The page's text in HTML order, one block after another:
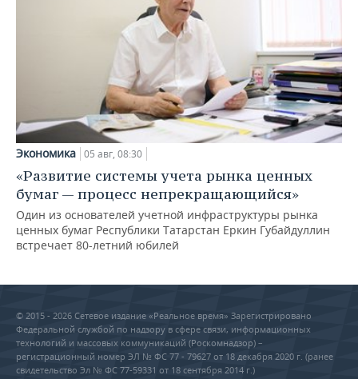
Экономика 05 авг, 08:30
«Развитие системы учета рынка ценных
бумаг — процесс непрекращающийся»
Один из основателей учетной инфраструктуры рынка
ценных бумаг Республики Татарстан Еркин Губайдуллин
встречает 80-летний юбилей
© 2015 - 2026 Сетевое издание «Реальное время» Зарегистрировано
Федеральной службой по надзору в сфере связи, информационных
технологий и массовых коммуникаций (Роскомнадзор) –
регистрационный номер ЭЛ № ФС 77 - 79627 от 18 декабря 2020 г. (ранее
свидетельство Эл № ФС 77-59331 от 18 сентября 2014 г.)